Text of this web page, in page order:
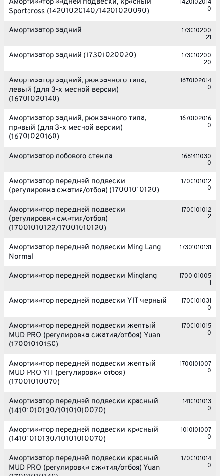
Амортизатор задней подвески, красный
Sportcross (14201020140/14201020090)
1420102014
0
Амортизатор задний
173010200
21
Амортизатор задний (17301020020)
173010200
20
Амортизатор задний, рюкзачного типа,
левый (для 3-х месной версии)
(16701020140)
1670102014
0
Амортизатор задний, рюкзачного типа,
правый (для 3-х месной версии)
(16701020160)
1670102016
0
Амортизатор лобового стекла
1681411030
0
Амортизатор передней подвески
(регулировка сжатия/отбоя) (17001010120)
1700101012
0
Амортизатор передней подвески
(регулировка сжатия/отбоя)
(17001010122/17001010120)
1700101012
2
Амортизатор передней подвески Ming Lang
Normal
17301010131
Амортизатор передней подвески Minglang
1700101005
1
Амортизатор передней подвески YIT черный
1700101031
0
Амортизатор передней подвески желтый
MUD PRO (регулировка сжатия/отбоя) Yuan
(17001010150)
1700101015
0
Амортизатор передней подвески желтый
MUD PRO YIT (регулировка отбоя)
(17001010070)
1700101007
0
Амортизатор передней подвески красный
(14101010130/10101010070)
1410101013
0
Амортизатор передней подвески красный
(14101010130/10101010070)
1010101007
0
Амортизатор передней подвески красный
MUD PRO (регулировка сжатия/отбоя) Yuan
1700101014
0